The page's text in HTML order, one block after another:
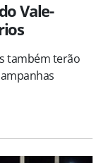
Vale-
também terão